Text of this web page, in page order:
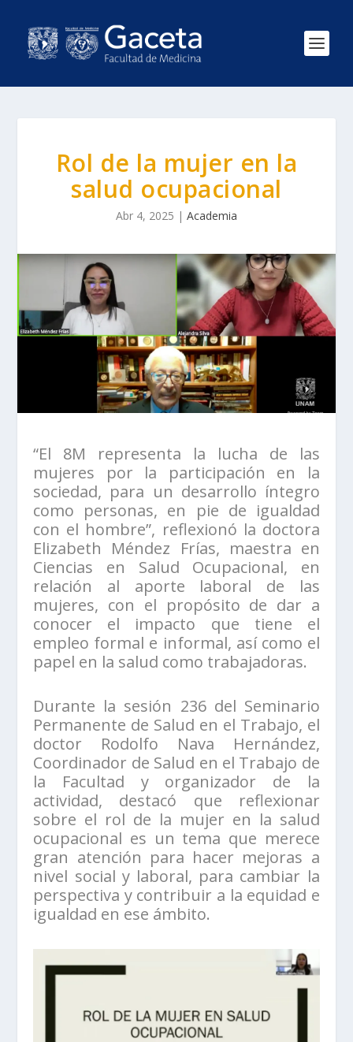
Rol de la mujer en la
salud ocupacional
Abr 4, 2025 | Academia
“El 8M representa la lucha de las
mujeres por la participación en la
sociedad, para un desarrollo íntegro
como personas, en pie de igualdad
con el hombre”, reflexionó la doctora
Elizabeth Méndez Frías, maestra en
Ciencias en Salud Ocupacional, en
relación al aporte laboral de las
mujeres, con el propósito de dar a
conocer el impacto que tiene el
empleo formal e informal, así como el
papel en la salud como trabajadoras.
Durante la sesión 236 del Seminario
Permanente de Salud en el Trabajo, el
doctor Rodolfo Nava Hernández,
Coordinador de Salud en el Trabajo de
la Facultad y organizador de la
actividad, destacó que reflexionar
sobre el rol de la mujer en la salud
ocupacional es un tema que merece
gran atención para hacer mejoras a
nivel social y laboral, para cambiar la
perspectiva y contribuir a la equidad e
igualdad en ese ámbito.